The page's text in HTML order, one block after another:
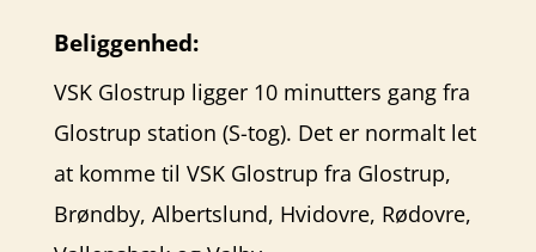
Beliggenhed:
VSK Glostrup ligger 10 minutters gang fra
Glostrup station (S-tog). Det er normalt let
at komme til VSK Glostrup fra Glostrup,
Brøndby, Albertslund, Hvidovre, Rødovre,